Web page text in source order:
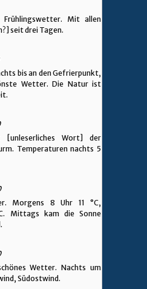
Frühlingswetter. Mit allen
seit drei Tagen.
bis an den Gefrierpunkt,
Wetter. Die Natur ist
[unleserliches Wort] der
Temperaturen nachts 5
Morgens 8 Uhr 11 °C,
Mittags kam die Sonne
Wetter. Nachts um
Südostwind.